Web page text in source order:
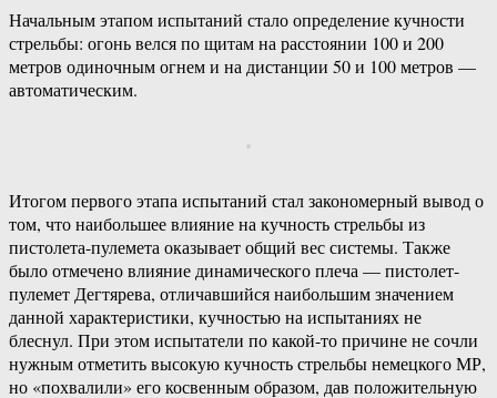
Начальным этапом испытаний стало определение кучности
стрельбы: огонь велся по щитам на расстоянии 100 и 200
метров одиночным огнем и на дистанции 50 и 100 метров —
автоматическим.
Итогом первого этапа испытаний стал закономерный вывод о
том, что наибольшее влияние на кучность стрельбы из
пистолета-пулемета оказывает общий вес системы. Также
было отмечено влияние динамического плеча — пистолет-
пулемет Дегтярева, отличавшийся наибольшим значением
данной характеристики, кучностью на испытаниях не
блеснул. При этом испытатели по какой-то причине не сочли
нужным отметить высокую кучность стрельбы немецкого МР,
но «похвалили» его косвенным образом, дав положительную